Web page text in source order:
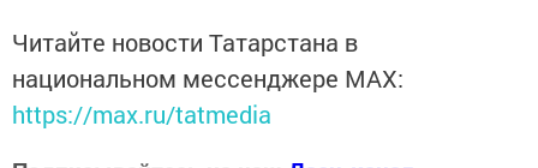
Читайте новости Татарстана в
национальном мессенджере MАХ:
https://max.ru/tatmedia